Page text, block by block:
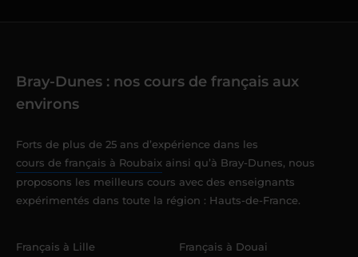
Bray-Dunes : nos cours de français aux
environs
Forts de plus de 25 ans d’expérience dans les
cours de français à Roubaix ainsi qu’à Bray-Dunes, nous
proposons les meilleurs cours avec des enseignants
expérimentés dans toute la région : Hauts-de-France.
Français à Lille
Français à Douai